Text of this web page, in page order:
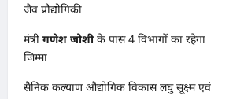
जैव प्रौद्योगिकी
मंत्री गणेश जोशीके पास 4 विभागों का रहेगा
जिम्मा
सैनिक कल्याण औद्योगिक विकास लघु सूक्ष्म एवं